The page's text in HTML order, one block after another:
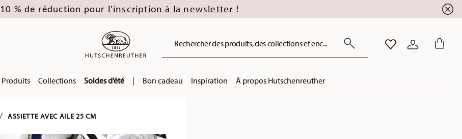
10 % de réduction pour l'inscription à la newsletter !
Rechercher des produits, des collections et enc... LISTE DE SOUHAITS
CONNEXION
Produits Collections Soldes d’été | Bon cadeau Inspiration À propos Hutschenreuther
ASSIETTE AVEC AILE 25 CM